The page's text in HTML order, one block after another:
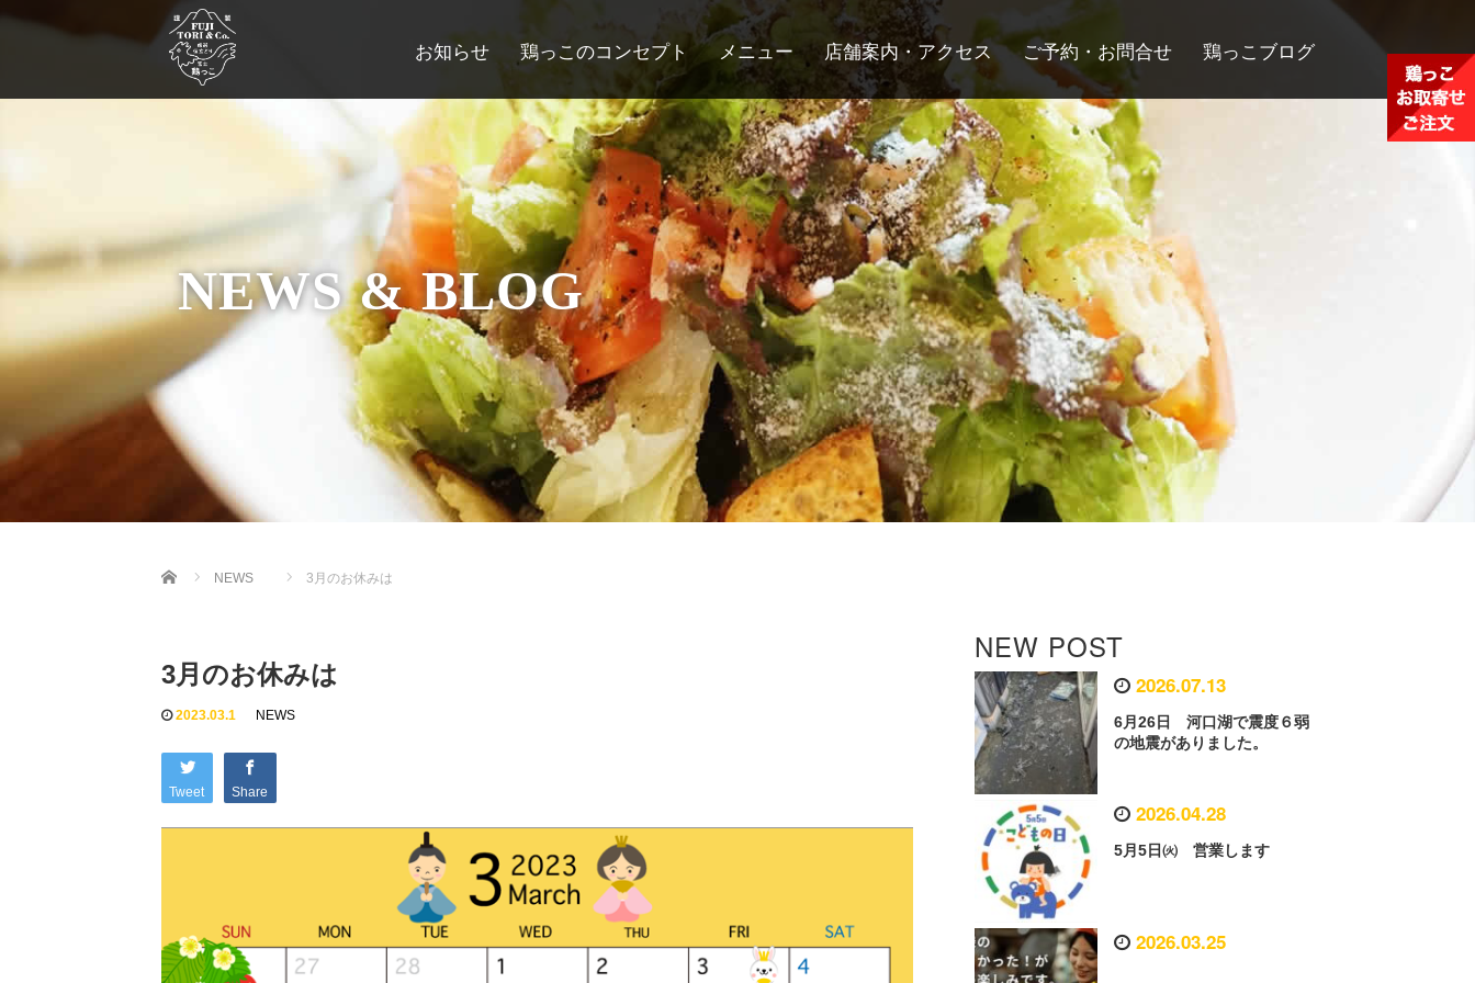
お知らせ 鶏っこのコンセプト メニュー 店舗案内・アクセス ご予約・お問合せ 鶏っこブログ
NEWS & BLOG
Home NEWS 3月のお休みは
3月のお休みは
2023.03.1 NEWS
Tweet Share
NEW POST
2026.07.13
6月26日 河口湖で震度６弱
の地震がありました。
2026.04.28
5月5日㈫ 営業します
2026.03.25